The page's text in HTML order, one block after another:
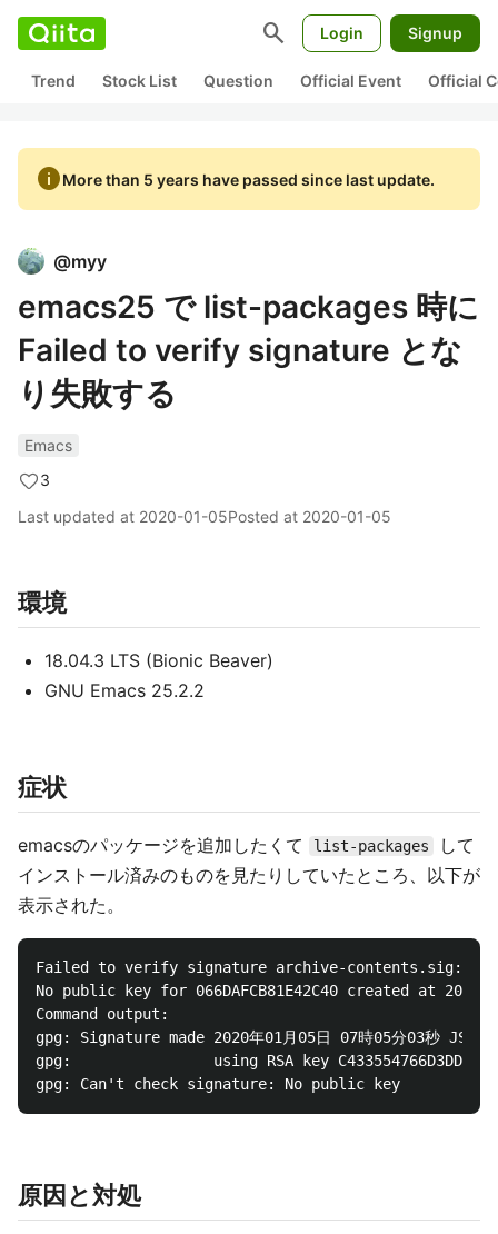
search Login Signup
Trend Stock List Question Official Event Official
infoMore than 5 years have passed since last update.
@myy
emacs25 で list-packages 時に
Failed to verify signature とな
り失敗する
Emacs
3
Last updated at 2020-01-05Posted at 2020-01-05
環境
18.04.3 LTS (Bionic Beaver)
GNU Emacs 25.2.2
症状
emacsのパッケージを追加したくて list-packages
して
インストール済みのものを見たりしていたところ、以下が
表示された。
Failed to verify signature archive-contents.sig:
No public key for 066DAFCB81E42C40 created at 2020-
Command output:
gpg: Signature made 2020年01月05日 07時05分03秒 JST
gpg:                using RSA key
原因と対処